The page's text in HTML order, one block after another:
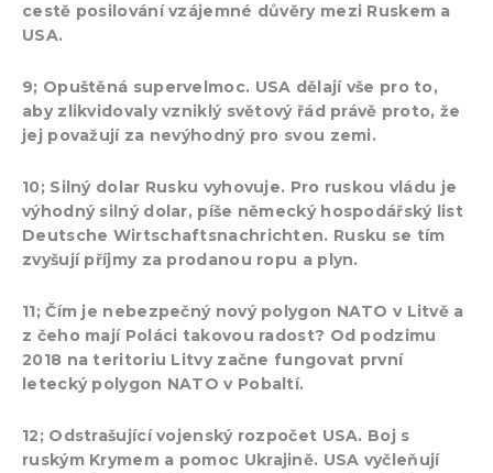
cestě posilování vzájemné důvěry mezi Ruskem a
USA.
9; Opuštěná supervelmoc. USA dělají vše pro to,
aby zlikvidovaly vzniklý světový řád právě proto, že
jej považují za nevýhodný pro svou zemi.
10; Silný dolar Rusku vyhovuje. Pro ruskou vládu je
výhodný silný dolar, píše německý hospodářský list
Deutsche Wirtschaftsnachrichten. Rusku se tím
zvyšují příjmy za prodanou ropu a plyn.
11; Čím je nebezpečný nový polygon NATO v Litvě a
z čeho mají Poláci takovou radost? Od podzimu
2018 na teritoriu Litvy začne fungovat první
letecký polygon NATO v Pobaltí.
12; Odstrašující vojenský rozpočet USA. Boj s
ruským Krymem a pomoc Ukrajině. USA vyčleňují